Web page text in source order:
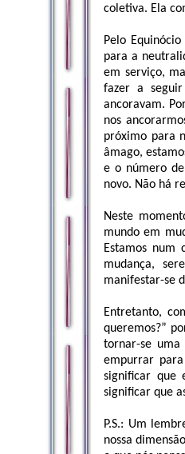
coletiva. Ela
Pelo
para a
em serviço,
fazer a
ancoravam.
nos
próximo para
âmago,
e o número
novo. Não há
Neste
mundo em
Estamos
mudança,
manifestar-se
Entretanto,
queremos?”
tornar-se
empurrar
significar que
significar que
P.S.: Um
nossa